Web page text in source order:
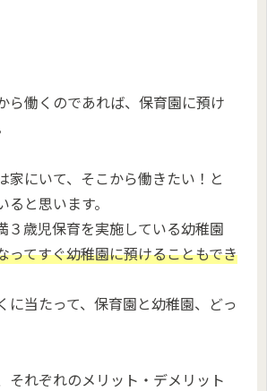
ら働くのであれば、保育園に預け
家にいて、そこから働きたい！と
と思います。
３歳児保育を実施している幼稚園
ってすぐ幼稚園に預けることもでき
に当たって、保育園と幼稚園、どっ
それぞれのメリット・デメリット